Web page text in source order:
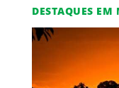
DESTAQUES EM